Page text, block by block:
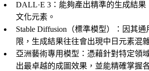
DALL·E 3：能夠產出精準的生成結
文化元素。
Stable Diffusion（標準模型）：因其
限，生成結果往往會出現中日元素混
亞洲藝術專用模型：憑藉針對特定領
出最卓越的成圖效果，並能精確掌握